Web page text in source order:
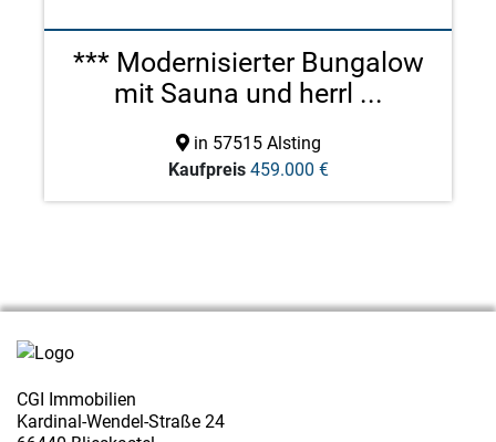
*** Modernisierter Bungalow
mit Sauna und herrl ...
in 57515 Alsting
Kaufpreis 459.000 €
CGI Immobilien
Kardinal-Wendel-Straße 24